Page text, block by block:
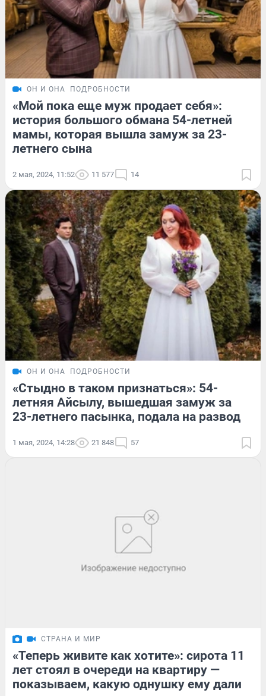
ОН И ОНА ПОДРОБНОСТИ
«Мой пока еще муж продает себя»:
история большого обмана 54-летней
мамы, которая вышла замуж за 23-
летнего сына
2 мая, 2024, 11:52 11 577 14
ОН И ОНА ПОДРОБНОСТИ
«Стыдно в таком признаться»: 54-
летняя Айсылу, вышедшая замуж за
23-летнего пасынка, подала на развод
1 мая, 2024, 14:28 21 848 57
СТРАНА И МИР
«Теперь живите как хотите»: сирота 11
лет стоял в очереди на квартиру —
показываем, какую однушку ему дали